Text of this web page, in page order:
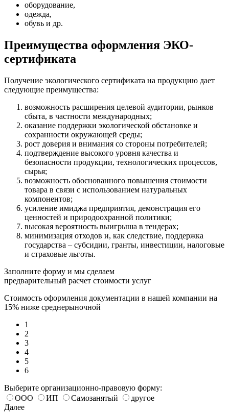
оборудование,
одежда,
обувь и др.
Преимущества оформления ЭКО-
сертификата
Получение экологического сертификата на продукцию дает
следующие преимущества:
возможность расширения целевой аудитории, рынков
сбыта, в частности международных;
оказание поддержки экологической обстановке и
сохранности окружающей среды;
рост доверия и внимания со стороны потребителей;
подтверждение высокого уровня качества и
безопасности продукции, технологических процессов,
сырья;
возможность обоснованного повышения стоимости
товара в связи с использованием натуральных
компонентов;
усиление имиджа предприятия, демонстрация его
ценностей и природоохранной политики;
высокая вероятность выигрыша в тендерах;
минимизация отходов и, как следствие, поддержка
государства – субсидии, гранты, инвестиции, налоговые
и страховые льготы.
Заполните форму и мы сделаем
предварительный расчет стоимости услуг
Стоимость оформления документации в нашей компании на
15% ниже среднерыночной
1
2
3
4
5
6
Выберите организационно-правовую форму:
ООО
ИП Самозанятый
другое
Далее